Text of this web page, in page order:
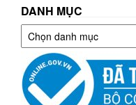
DANH MỤC
Danh
mục